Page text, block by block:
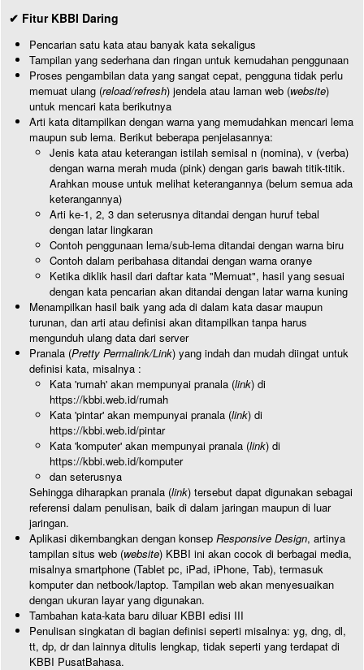
✔ Fitur KBBI Daring
Pencarian satu kata atau banyak kata sekaligus
Tampilan yang sederhana dan ringan untuk kemudahan penggunaan
Proses pengambilan data yang sangat cepat, pengguna tidak perlu
memuat ulang (reload/refresh) jendela atau laman web (website)
untuk mencari kata berikutnya
Arti kata ditampilkan dengan warna yang memudahkan mencari lema
maupun sub lema. Berikut beberapa penjelasannya:
Jenis kata atau keterangan istilah semisal n (nomina), v (verba)
dengan warna merah muda (pink) dengan garis bawah titik-titik.
Arahkan mouse untuk melihat keterangannya (belum semua ada
keterangannya)
Arti ke-1, 2, 3 dan seterusnya ditandai dengan huruf tebal
dengan latar lingkaran
Contoh penggunaan lema/sub-lema ditandai dengan warna biru
Contoh dalam peribahasa ditandai dengan warna oranye
Ketika diklik hasil dari daftar kata "Memuat", hasil yang sesuai
dengan kata pencarian akan ditandai dengan latar warna kuning
Menampilkan hasil baik yang ada di dalam kata dasar maupun
turunan, dan arti atau definisi akan ditampilkan tanpa harus
mengunduh ulang data dari server
Pranala (Pretty Permalink/Link) yang indah dan mudah diingat untuk
definisi kata, misalnya :
Kata 'rumah' akan mempunyai pranala (link) di
https://kbbi.web.id/rumah
Kata 'pintar' akan mempunyai pranala (link) di
https://kbbi.web.id/pintar
Kata 'komputer' akan mempunyai pranala (link) di
https://kbbi.web.id/komputer
dan seterusnya
Sehingga diharapkan pranala (link) tersebut dapat digunakan sebagai
referensi dalam penulisan, baik di dalam jaringan maupun di luar
jaringan.
Aplikasi dikembangkan dengan konsep Responsive Design, artinya
tampilan situs web (website) KBBI ini akan cocok di berbagai media,
misalnya smartphone (Tablet pc, iPad, iPhone, Tab), termasuk
komputer dan netbook/laptop. Tampilan web akan menyesuaikan
dengan ukuran layar yang digunakan.
Tambahan kata-kata baru diluar KBBI edisi III
Penulisan singkatan di bagian definisi seperti misalnya: yg, dng, dl,
tt, dp, dr dan lainnya ditulis lengkap, tidak seperti yang terdapat di
KBBI PusatBahasa.